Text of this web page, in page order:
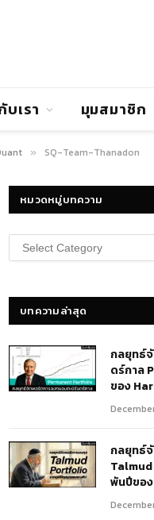
บเรา มุมสมาชิก
» SQ-Team-Thanadon
หมวดหมู่บทความ
หมวด
หมู่
บทความล่าสุด
กลยุทธ์​
ดร์กาล
ของ
กลยุทธ์
พันปีขอ